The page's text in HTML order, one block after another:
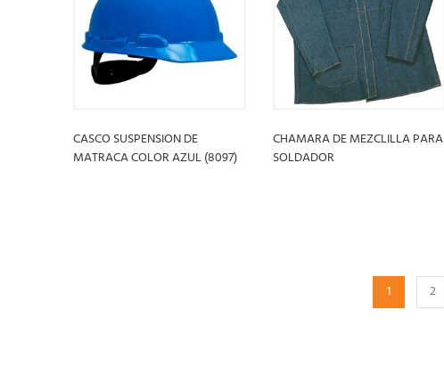
CASCO SUSPENSION DE
MATRACA COLOR AZUL (8097)
CHAMARA DE MEZCLILLA PARA
SOLDADOR
1 2